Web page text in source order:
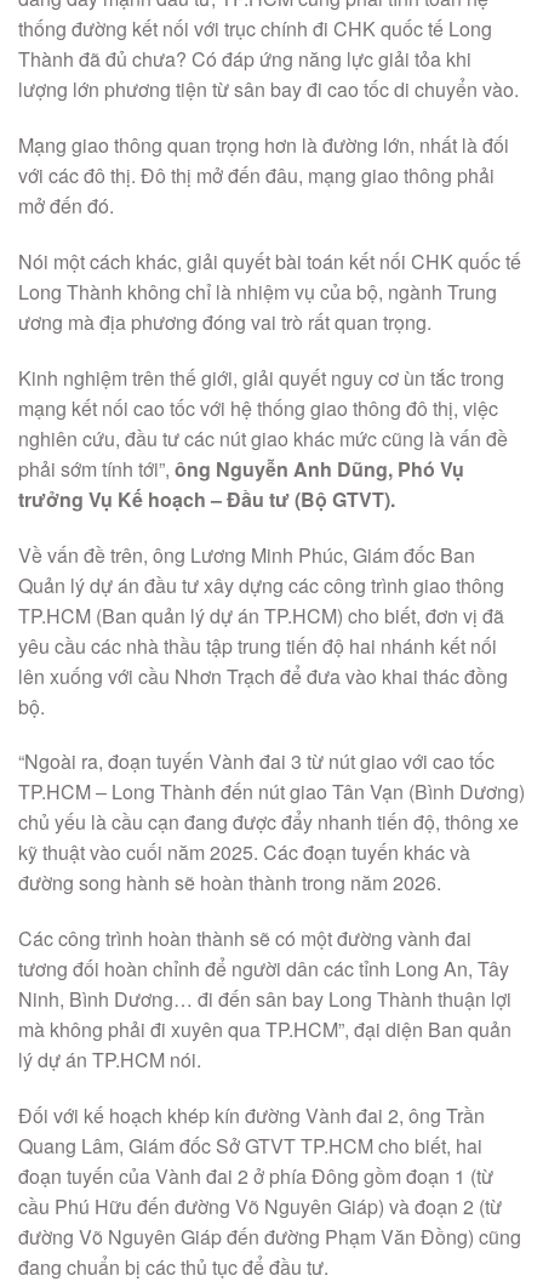
thống đường kết nối với trục chính đi CHK quốc tế Long
Thành đã đủ chưa? Có đáp ứng năng lực giải tỏa khi
lượng lớn phương tiện từ sân bay đi cao tốc di chuyển vào.
Mạng giao thông quan trọng hơn là đường lớn, nhất là đối
với các đô thị. Đô thị mở đến đâu, mạng giao thông phải
mở đến đó.
Nói một cách khác, giải quyết bài toán kết nối CHK quốc tế
Long Thành không chỉ là nhiệm vụ của bộ, ngành Trung
ương mà địa phương đóng vai trò rất quan trọng.
Kinh nghiệm trên thế giới, giải quyết nguy cơ ùn tắc trong
mạng kết nối cao tốc với hệ thống giao thông đô thị, việc
nghiên cứu, đầu tư các nút giao khác mức cũng là vấn đề
phải sớm tính tới”, ông Nguyễn Anh Dũng, Phó Vụ
trưởng Vụ Kế hoạch – Đầu tư (Bộ GTVT).
Về vấn đề trên, ông Lương Minh Phúc, Giám đốc Ban
Quản lý dự án đầu tư xây dựng các công trình giao thông
TP.HCM (Ban quản lý dự án TP.HCM) cho biết, đơn vị đã
yêu cầu các nhà thầu tập trung tiến độ hai nhánh kết nối
lên xuống với cầu Nhơn Trạch để đưa vào khai thác đồng
bộ.
“Ngoài ra, đoạn tuyến Vành đai 3 từ nút giao với cao tốc
TP.HCM – Long Thành đến nút giao Tân Vạn (Bình Dương)
chủ yếu là cầu cạn đang được đẩy nhanh tiến độ, thông xe
kỹ thuật vào cuối năm 2025. Các đoạn tuyến khác và
đường song hành sẽ hoàn thành trong năm 2026.
Các công trình hoàn thành sẽ có một đường vành đai
tương đối hoàn chỉnh để người dân các tỉnh Long An, Tây
Ninh, Bình Dương… đi đến sân bay Long Thành thuận lợi
mà không phải đi xuyên qua TP.HCM”, đại diện Ban quản
lý dự án TP.HCM nói.
Đối với kế hoạch khép kín đường Vành đai 2, ông Trần
Quang Lâm, Giám đốc Sở GTVT TP.HCM cho biết, hai
đoạn tuyến của Vành đai 2 ở phía Đông gồm đoạn 1 (từ
cầu Phú Hữu đến đường Võ Nguyên Giáp) và đoạn 2 (từ
đường Võ Nguyên Giáp đến đường Phạm Văn Đồng) cũng
đang chuẩn bị các thủ tục để đầu tư.